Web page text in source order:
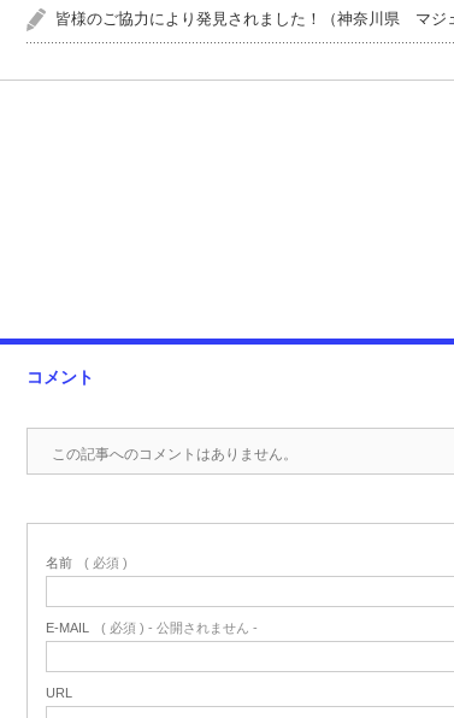
皆様のご協力により発見されました！（神奈川県 マジ
コメント
この記事へのコメントはありません。
名前 ( 必須 )
E-MAIL ( 必須 ) - 公開されません -
URL